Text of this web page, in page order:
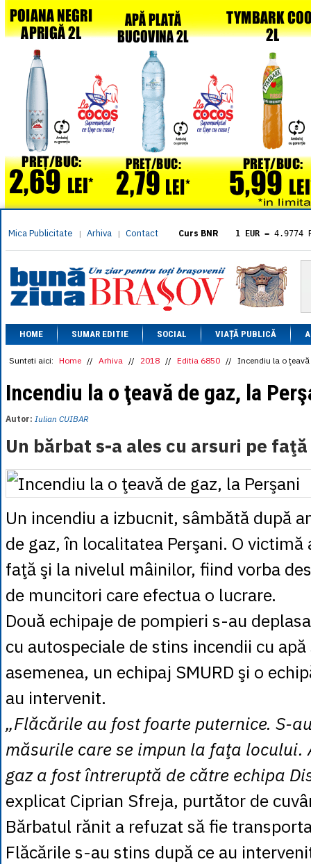
Mica Publicitate | Arhiva | Contact Curs BNR 1 EUR = 4.9774
= 5.8304
1 XAU= 464.4611
1 AED= 1.1933
1 AUD= 2.7957
1 BGN= 2.5449
1 CAD= 3.1559
1 CHF= 5.2813
1 CNY= 0.6015
1 DKK
= 0.6668
1 EGP
= 0.0860
= 1.2223
1 KRW= 0.3047
1 MDL
= 0.2538
1 MXN= 0.2227
1 NOK= 0.4191
1 NZD= 2.6097
1 PLN
= 1.1646
1 RSD= 0.0425
1 SEK = 0.4526
1 UAH = 0.1048
1 ZAR = 0.2318
HOME SUMAR EDITIE SOCIAL VIAȚĂ PUBLICĂ
Sunteti aici: Home // Arhiva // 2018 // Editia 6850 // Incendiu la o
Incendiu la o ţeavă de gaz, la
Autor: Iulian CUIBAR
Un bărbat s-a ales cu arsuri pe
Un incendiu a izbucnit, sâmbătă după
de gaz, în localitatea Perşani. O
faţă şi la nivelul mâinilor, fiind vorba
de muncitori care efectua o lucrare.
Două echipaje de pompieri s-au
cu autospeciale de stins incendii cu apă
asemenea, un echipaj SMURD şi o
au intervenit.
„Flăcările au fost foarte puternice. S-
măsurile care se impun la faţa locului.
gaz a fost întreruptă de către echipa
explicat Ciprian Sfreja, purtător de
Bărbatul rănit a refuzat să fie
Flăcările s-au stins după ce au